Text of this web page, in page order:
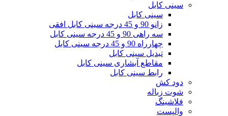
سینی کابل
سینی کابل
زانو 90 و 45 درجه سینی کابل افقی
سه راهی 90 و 45 درجه سینی کابل
چهارراه 90 و 45 درجه سینی کابل
تبدیل سینی کابل
مقاطع آبشاری سینی کابل
رابط سینی کابل
دود کش
شوت زباله
فلاشینگ
والپست